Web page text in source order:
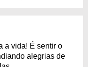
a vida! É sentir o
alegrias de